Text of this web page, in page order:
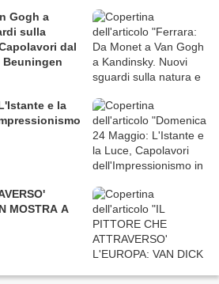
Gogh a
sulla
dal
Beuningen
e la
A